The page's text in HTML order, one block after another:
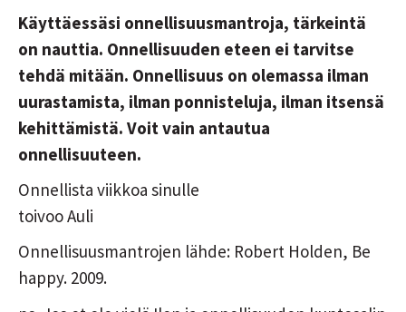
Käyttäessäsi onnellisuusmantroja, tärkeintä
on nauttia. Onnellisuuden eteen ei tarvitse
tehdä mitään. Onnellisuus on olemassa ilman
uurastamista, ilman ponnisteluja, ilman itsensä
kehittämistä. Voit vain antautua
onnellisuuteen.
Onnellista viikkoa sinulle
toivoo Auli
Onnellisuusmantrojen lähde: Robert Holden, Be
happy. 2009.